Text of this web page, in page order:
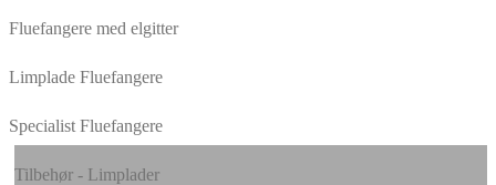
Fluefangere med elgitter
Limplade Fluefangere
Specialist Fluefangere
Tilbehør - Limplader